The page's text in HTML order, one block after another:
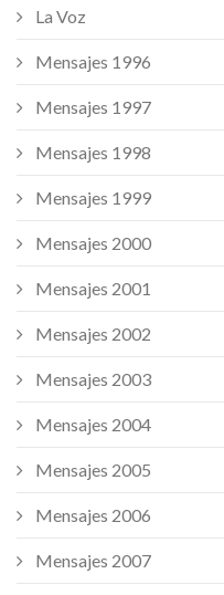
La Voz
Mensajes 1996
Mensajes 1997
Mensajes 1998
Mensajes 1999
Mensajes 2000
Mensajes 2001
Mensajes 2002
Mensajes 2003
Mensajes 2004
Mensajes 2005
Mensajes 2006
Mensajes 2007